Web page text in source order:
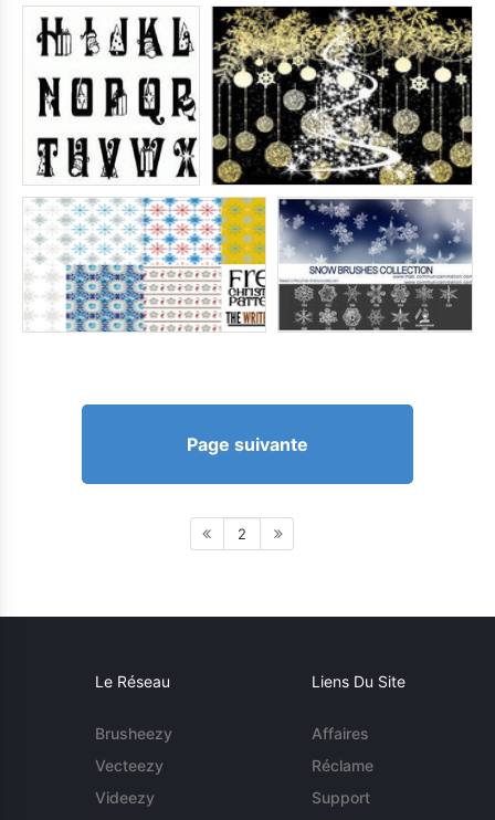
Page suivante
2
Le Réseau
Brusheezy
Vecteezy
Videezy
Liens Du Site
Affaires
Réclame
Support